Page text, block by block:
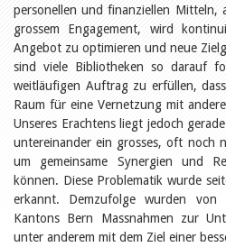
Leseförderung
Aus aller Welt
Verschiedenes
Lesetipps
Tags
Aus- und Weiterbildung
Veranstaltungen
Kinder- und Jugendmedien
Bibliothek und Schule
Bibliotheksförderung
Zielpublikum Kinder und
Jugendliche
Einmalige Beiträge
Bibliotheksangebote
personellen und finanziellen
grossem Engagement, wird
Angebot zu optimieren und neue
sind viele Bibliotheken so darauf
weitläufigen Auftrag zu erfüllen,
Raum für eine Vernetzung mit
Unseres Erachtens liegt jedoch
untereinander ein grosses, oft noch
um gemeinsame Synergien und
können. Diese Problematik wurde
erkannt. Demzufolge wurden von
Kantons Bern Massnahmen zur
unter anderem mit dem Ziel einer